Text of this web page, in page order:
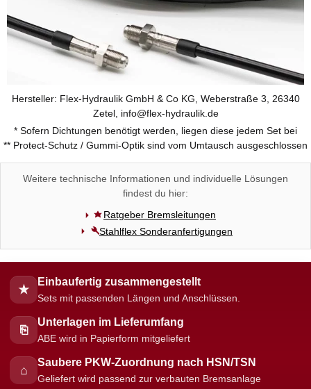
Hersteller: Flex-Hydraulik GmbH & Co KG, Weberstraße 3, 26340
Zetel, info@flex-hydraulik.de
* Sofern Dichtungen benötigt werden, liegen diese jedem Set bei
** Protect-Schutz / Gummi-Optik sind vom Umtausch ausgeschlossen
Weitere technische Informationen und individuelle Lösungen
findest du hier:
Ratgeber Bremsleitungen
Stahlflex Sonderanfertigungen
★
Einbaufertig zusammengestellt
Sets mit passenden Längen und Anschlüssen.
⎘
Unterlagen im Lieferumfang
ABE wird in Papierform mitgeliefert
⌂
Saubere PKW-Zuordnung nach HSN/TSN
Geliefert wird passend zur verbauten Bremsanlage